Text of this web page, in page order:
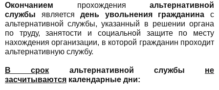
Окончанием прохождения альтернативной
службы является день увольнения гражданинас
альтернативной службы, указанный в решении органа
по труду, занятости и социальной защите по месту
нахождения организации, в которой гражданин проходит
альтернативную службу.
В срок альтернативной службы не
засчитываются календарные дни: